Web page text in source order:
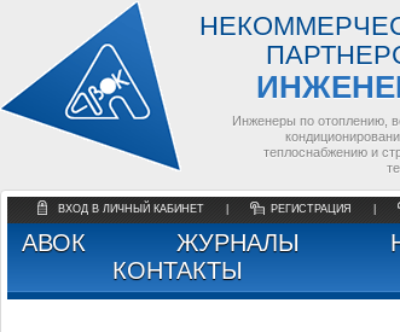
Инженеры по отоплению,
теплоснабжению и
ВХОД В ЛИЧНЫЙ КАБИНЕТ РЕГИСТРАЦИЯ
АВОК ЖУРНАЛЫ
КОНТАКТЫ